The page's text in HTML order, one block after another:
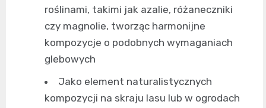
roślinami, takimi jak azalie, różaneczniki
czy magnolie, tworząc harmonijne
kompozycje o podobnych wymaganiach
glebowych
Jako element naturalistycznych
kompozycji na skraju lasu lub w ogrodach